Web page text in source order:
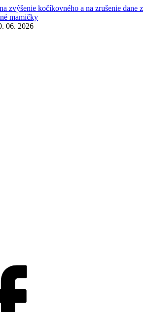
zvýšenie kočíkovného a na zrušenie dane z
mamičky
06. 2026